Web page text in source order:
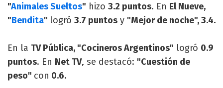
"Animales Sueltos" hizo 3.2 puntos. En El Nueve,
"Bendita" logró 3.7 puntos y "Mejor de noche", 3.4.
En la TV Pública, "Cocineros Argentinos" logró 0.9
puntos. En Net TV, se destacó: "Cuestión de
peso" con 0.6.